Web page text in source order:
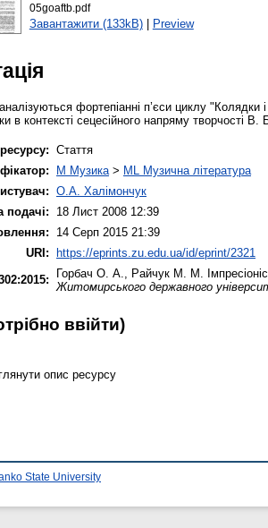
05goaftb.pdf
Завантажити (133kB)| Preview
фортепіанні п’єси циклу
в контексті сецесійного напряму творчості В.
Стаття
M Музика > ML Музична література
О.А. Халімончук
подачі:
18 Лист 2008 12:39
14 Серп 2015 21:39
URI: https://eprints.zu.edu.ua/id/eprint/2321
Горбач О. А. Райчук М. М.
Житомирського державного
ввійти)
опис ресурсу
State University